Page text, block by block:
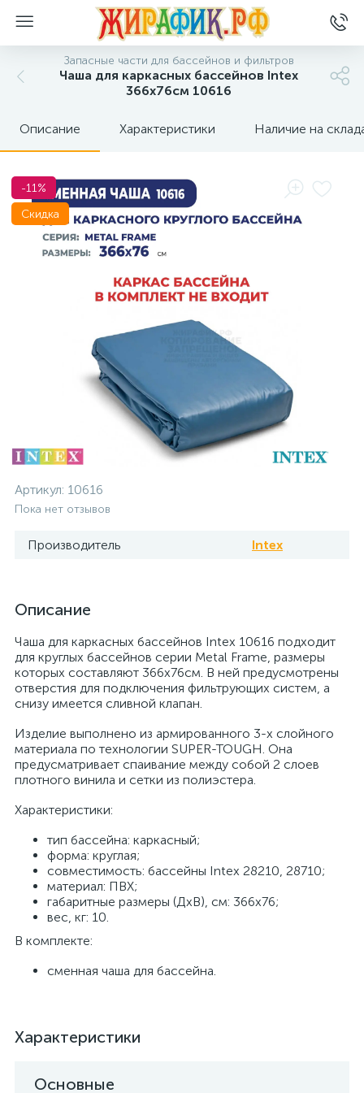
Запасные части для бассейнов и фильтров
Чаша для каркасных бассейнов Intex
366x76см 10616
Описание Характеристики Наличие на
-11%
Скидка
Артикул: 10616
Пока нет отзывов
Производитель Intex
Описание
Чаша для каркасных бассейнов Intex 10616 подходит
для круглых бассейнов серии Metal Frame, размеры
которых составляют 366x76см. В ней предусмотрены
отверстия для подключения фильтрующих систем, а
снизу имеется сливной клапан.
Изделие выполнено из армированного 3-х слойного
материала по технологии SUPER-TOUGH. Она
предусматривает спаивание между собой 2 слоев
плотного винила и сетки из полиэстера.
Характеристики:
тип бассейна: каркасный;
форма: круглая;
совместимость: бассейны Intex 28210, 28710;
материал: ПВХ;
габаритные размеры (ДхВ), см: 366x76;
вес, кг: 10.
В комплекте:
сменная чаша для бассейна.
Характеристики
Основные